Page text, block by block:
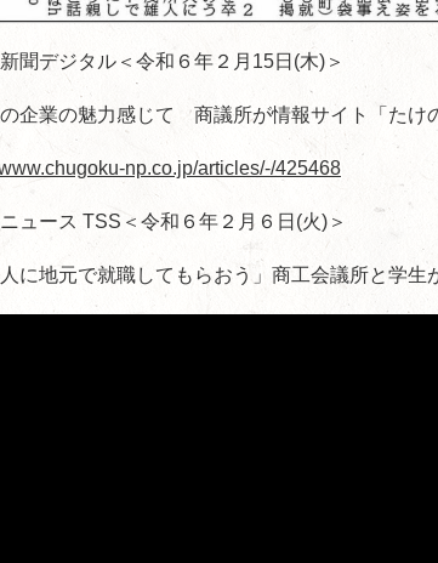
聞デジタル＜令和６年２月15日(木)＞
企業の魅力感じて 商議所が情報サイト「たけ
np.co.jp/articles/-/425468
ュース TSS＜令和６年２月６日(火)＞
人に地元で就職してもらおう」商工会議所と学